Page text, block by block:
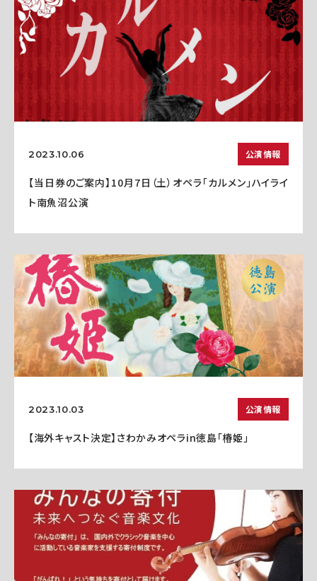
2023.10.06 公演情報
【当日券のご案内】10月7日（土）オペラ「カルメン」ハイライ
ト南魚沼公演
2023.10.03 公演情報
【海外キャスト決定】さわかみオペラin徳島「椿姫」